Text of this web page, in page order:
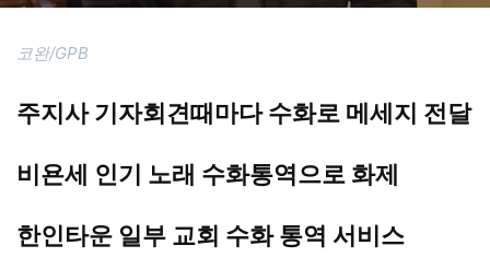
코완/GPB
주지사 기자회견때마다 수화로 메세지 전달
비욘세 인기 노래 수화통역으로 화제
한인타운 일부 교회 수화 통역 서비스